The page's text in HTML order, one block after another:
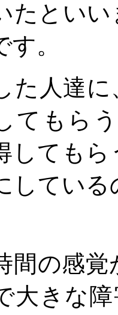
たとい
す。
た人達
てもら
しても
してい
間の感
大きな